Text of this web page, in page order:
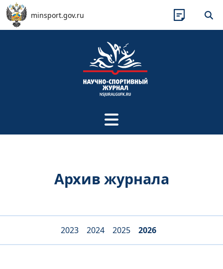
Перейти к основному содержанию
minsport.gov.ru
Архив журнала
2023 2024 2025 2026